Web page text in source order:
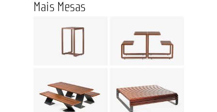
Mais Mesas